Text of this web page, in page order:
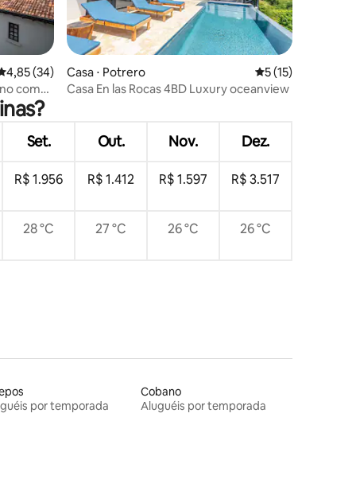
de uma avaliação média de 5, 34 avaliações
4,85 (34)
com
Casa ⋅ Potrero 5 de uma
5 (15)
Casa En las Rocas 4BD Luxury oceanview
Set. Out. Nov. Dez.
R$ 1.956 R$ 1.412 R$ 1.597 R$ 3.517
28 °C 27 °C 26 °C 26 °C
por temporada
Cobano
Aluguéis por temporada